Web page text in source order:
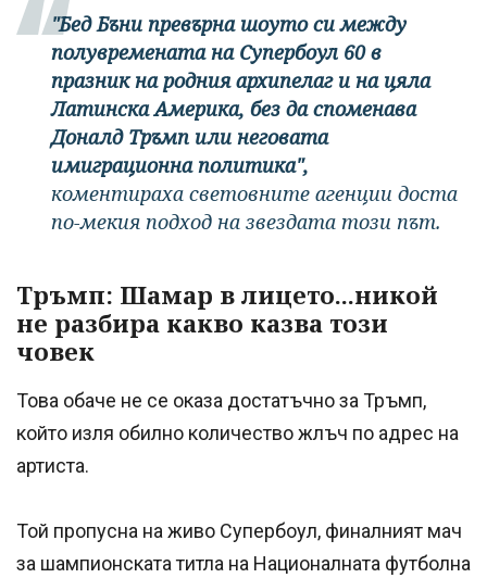
"Бед Бъни превърна шоуто си между
полувремената на Супербоул 60 в
празник на родния архипелаг и на цяла
Латинска Америка, без да споменава
Доналд Тръмп или неговата
имиграционна политика",
коментираха световните агенции доста
по-мекия подход на звездата този път.
Тръмп: Шамар в лицето...никой
не разбира какво казва този
човек
Това обаче не се оказа достатъчно за Тръмп,
който изля обилно количество жлъч по адрес на
артиста.
Той пропусна на живо Супербоул, финалният мач
за шампионската титла на Националната футболна